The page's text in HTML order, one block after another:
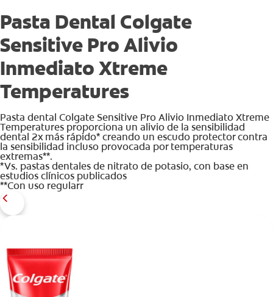
Pasta Dental Colgate
Sensitive Pro Alivio
Inmediato Xtreme
Temperatures
Pasta dental Colgate Sensitive Pro Alivio Inmediato Xtreme
Temperatures proporciona un alivio de la sensibilidad
dental 2x más rápido* creando un escudo protector contra
la sensibilidad incluso provocada por temperaturas
extremas**.
*Vs. pastas dentales de nitrato de potasio, con base en
estudios clínicos publicados
**Con uso regularr